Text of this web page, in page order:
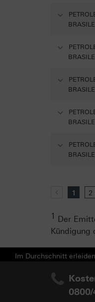
zurück
1 2
1 Der
Kündigung
Im Durchschnitt